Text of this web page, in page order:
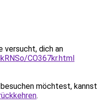
versucht, dich an
CO367kr.html
möchtest, kannst
.